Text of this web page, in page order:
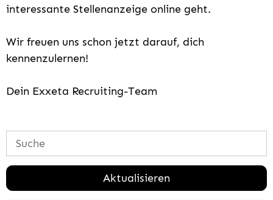
interessante Stellenanzeige online geht.
Wir freuen uns schon jetzt darauf, dich
kennenzulernen!
Dein Exxeta Recruiting-Team
Aktualisieren